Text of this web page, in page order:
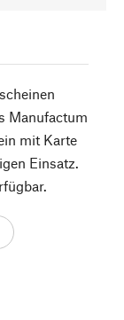
Manufactum
mit Karte
Einsatz.